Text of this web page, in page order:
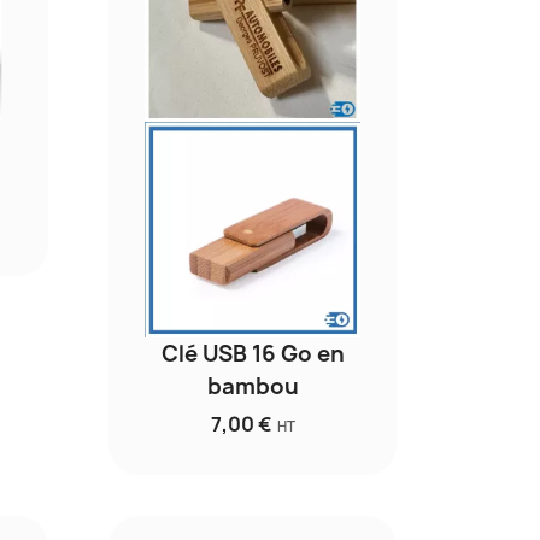
Clé USB 16 Go en
bambou
7,00 € HT